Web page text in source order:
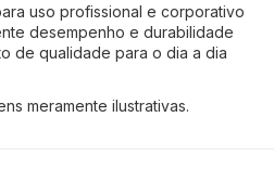
uso profissional e corporativo
desempenho e durabilidade
de qualidade para o dia a dia
meramente ilustrativas.